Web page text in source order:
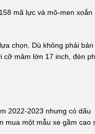
mã lực và mô-men xoắn
chọn. Dù không phải bản
cỡ mâm lớn 17 inch, đèn
2022-2023 nhưng có dấu
mua một mẫu xe gầm cao